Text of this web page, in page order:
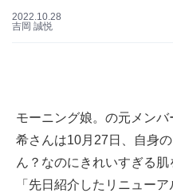
2022.10.28
吉岡 誠悦
モーニング娘。の元メン
希さんは10月27日、自身
ん？なのにきれいすぎる
「先日紹介したリニュー